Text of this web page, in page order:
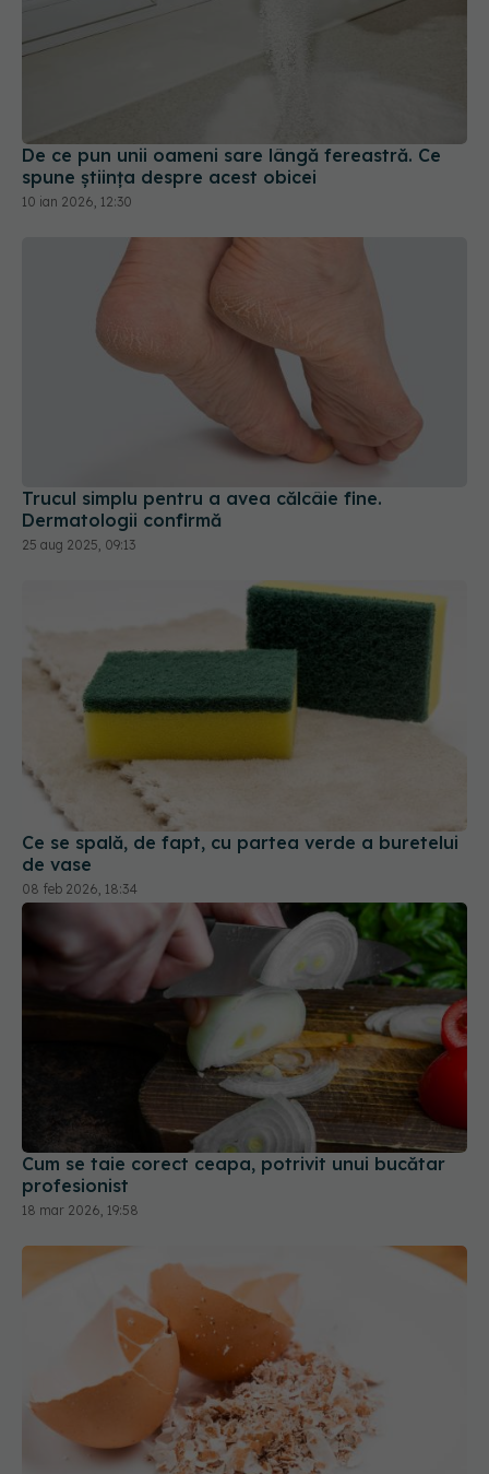
10 ian 2026, 12:30
Trucul simplu pentru a avea călcâie fine.
Ce se spală, de fapt, cu partea verde a buretelui
de vase
08 feb 2026, 18:34
Cum se taie corect ceapa, potrivit unui bucătar
profesionist
18 mar 2026, 19:58
Nu mai arunca niciodată cojile de ouă până nu
afli asta